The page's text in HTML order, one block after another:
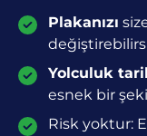
Plakanızı
Yolculuk
esnek bir
Risk yoktur: